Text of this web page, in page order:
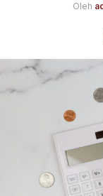
Oleh